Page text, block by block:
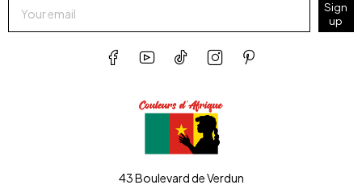
43 Boulevard de Verdun
Sign
up